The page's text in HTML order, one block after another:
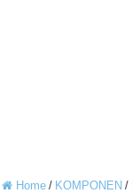
Home / KOMPONEN /